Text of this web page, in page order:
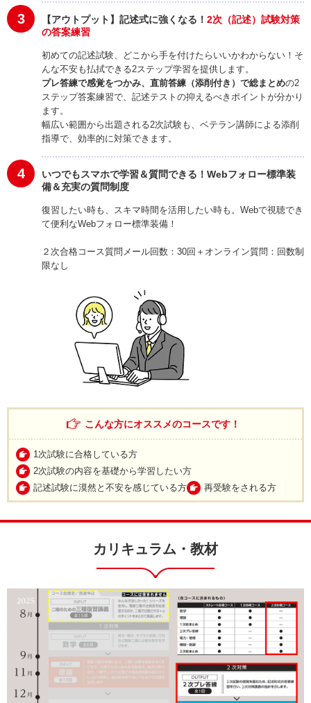
3 【アウトプット】記述式に強くなる！ 2次（記述）試験対策
の答案練習
初めての記述試験、どこから手を付けたらいいかわからない！そ
んな不安も払拭できる2ステップ学習を提供します。
プレ答練で感覚をつかみ、直前答練（添削付き）で総まとめの2
ステップ答案練習で、記述テストの抑えるべきポイントが分かり
ます。
幅広い範囲から出題される2次試験も、ベテラン講師による添削
指導で、効率的に対策できます。
4 いつでもスマホで学習＆質問できる！ Webフォロー標準装
備＆充実の質問制度
復習したい時も、スキマ時間を活用したい時も。Webで視聴でき
て便利なWebフォロー標準装備！
２次合格コース質問メール回数：30回 ＋オンライン質問：回数制
限なし
こんな方にオススメのコースです！
1次試験に合格している方
2次試験の内容を基礎から学習したい方
記述試験に漠然と不安を感じている方
再受験をされる方
カリキュラム・教材